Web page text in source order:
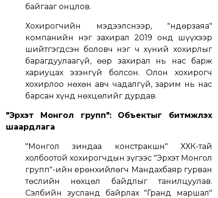
байгааг онцлов.
Хохирогчийн мэдээлснээр, "Өндөрзаяа"
компанийн нэг захирал 2019 онд шүүхээр
шийтгэгдсэн боловч нэг ч хүний хохирлыг
барагдуулаагүй, өөр захирал нь нас барж
хариуцах эзэнгүй болсон. Олон хохирогч
хохирлоо нөхөн авч чадалгүй, зарим нь нас
барсан хүнд нөхцөлийг дурдав.
"Эрхэт Монгол групп": Объектыг битүүмжлэх
шаардлага
"Монгол зиндаа констракшн" ХХК-тай
холбоотой хохирогчдын зүгээс "Эрхэт Монгол
групп"-ийн ерөнхийлөгч Мандахбаяр гурван
төслийн нөхцөл байдлыг танилцуулав.
Сэлбийн зусланд байрлах "Гранд маршал"